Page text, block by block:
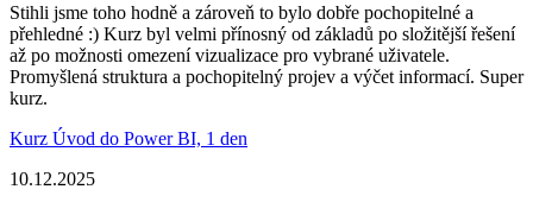
Stihli jsme toho hodně a zároveň to bylo dobře pochopitelné a
přehledné :) Kurz byl velmi přínosný od základů po složitější řešení
až po možnosti omezení vizualizace pro vybrané uživatele.
Promyšlená struktura a pochopitelný projev a výčet informací. Super
kurz.
Kurz Úvod do Power BI, 1 den
10.12.2025